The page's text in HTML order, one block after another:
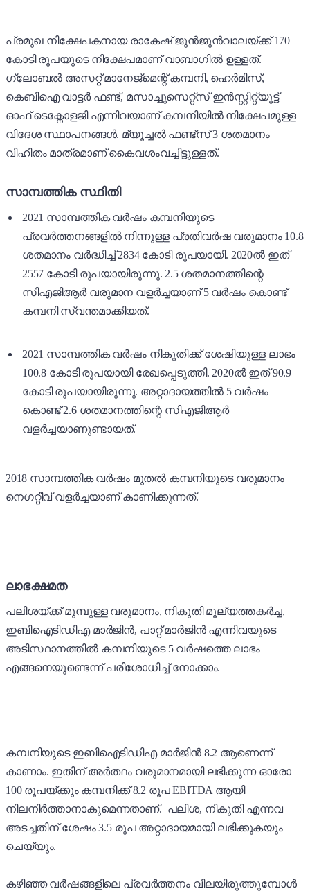
പ്രമുഖ നിക്ഷേപകനായ രാകേഷ് ജുൻജുൻവാലയ്ക്ക് 170
കോടി രൂപയുടെ നിക്ഷേപമാണ് വാബാഗിൽ ഉള്ളത്.
ഗ്ലോബൽ അസറ്റ് മാനേജ്മെന്റ് കമ്പനി, ഹെർമിസ്,
കെബിഐ വാട്ടർ ഫണ്ട്, മസാച്ചുസെറ്റ്സ് ഇൻസ്റ്റിറ്റ്യൂട്ട്
ഓഫ് ടെക്നോളജി എന്നിവയാണ് കമ്പനിയിൽ നിക്ഷേപമുള്ള
വിദേശ സ്ഥാപനങ്ങൾ. മ്യൂച്ചൽ ഫണ്ട്സ് 3 ശതമാനം
വിഹിതം മാത്രമാണ് കെെവശംവച്ചിട്ടുള്ളത്.
സാമ്പത്തിക സ്ഥിതി
2021 സാമ്പത്തിക വർഷം കമ്പനിയുടെ
പ്രവർത്തനങ്ങളിൽ നിന്നുള്ള പ്രതിവർഷ വരുമാനം 10.8
ശതമാനം വർദ്ധിച്ച് 2834 കോടി രൂപയായി. 2020ൽ ഇത്
2557 കോടി രൂപയായിരുന്നു. 2.5 ശതമാനത്തിന്റെ
സിഎജിആർ വരുമാന വളർച്ചയാണ് 5 വർഷം കൊണ്ട്
കമ്പനി സ്വന്തമാക്കിയത്.
2021 സാമ്പത്തിക വർഷം നികുതിക്ക് ശേഷിയുള്ള ലാഭം
100.8 കോടി രൂപയായി രേഖപ്പെടുത്തി. 2020ൽ ഇത് 90.9
കോടി രൂപയായിരുന്നു. അറ്റാദായത്തിൽ 5 വർഷം
കൊണ്ട് 2.6 ശതമാനത്തിന്റെ സിഎജിആർ
വളർച്ചയാണുണ്ടായത്.
2018 സാമ്പത്തിക വർഷം മുതൽ കമ്പനിയുടെ വരുമാനം
നെഗറ്റീവ് വളർച്ചയാണ് കാണിക്കുന്നത്.
ലാഭക്ഷമത
പലിശയ്ക്ക് മുമ്പുള്ള വരുമാനം, നികുതി മൂല്യത്തകർച്ച,
ഇബിഐടിഡിഎ മാർജിൻ, പാറ്റ് മാർജിൻ എന്നിവയുടെ
അടിസ്ഥാനത്തിൽ കമ്പനിയുടെ 5 വർഷത്തെ ലാഭം
എങ്ങനെയുണ്ടെന്ന് പരിശോധിച്ച് നോക്കാം.
കമ്പനിയുടെ ഇബിഐടിഡിഎ മാർജിൻ 8.2 ആണെന്ന്
കാണാം. ഇതിന് അർത്ഥം വരുമാനമായി ലഭിക്കുന്ന ഓരോ
100 രൂപയ്ക്കും കമ്പനിക്ക് 8.2 രൂപ EBITDA ആയി
നിലനിർത്താനാകുമെന്നതാണ്. പലിശ, നികുതി എന്നവ
അടച്ചതിന് ശേഷം 3.5 രൂപ അറ്റാദായമായി ലഭിക്കുകയും
ചെയ്യും.
കഴിഞ്ഞ വർഷങ്ങളിലെ പ്രവർത്തനം വിലയിരുത്തുമ്പോൾ